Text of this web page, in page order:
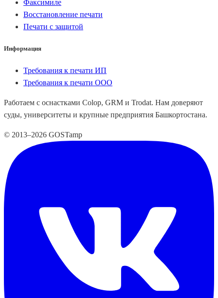
Факсимиле
Восстановление печати
Печати с защитой
Информация
Требования к печати ИП
Требования к печати ООО
Работаем с оснастками Colop, GRM и Trodat. Нам доверяют
суды, университеты и крупные предприятия Башкортостана.
© 2013–2026 GOSTamp